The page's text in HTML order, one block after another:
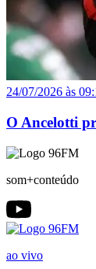
24/07/2026 às
O Ancelotti
som+conteúdo
ao vivo